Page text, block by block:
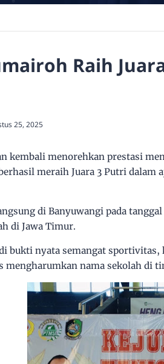
Raih
25, 2025
kembali menorehkan prestasi
meraih Juara 3 Putri dalam
di Banyuwangi pada
di Jawa Timur.
bukti nyata semangat
mengharumkan nama sekolah di